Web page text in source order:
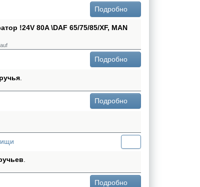
Подробно
!24V 80A \DAF 65/75/85/XF, MAN
Подробно
Подробно
Подробно